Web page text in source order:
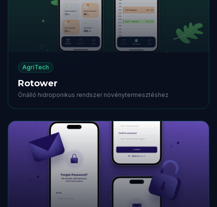
AgriTech
Rotower
Önálló hidroponikus rendszer növénytermesztéshez